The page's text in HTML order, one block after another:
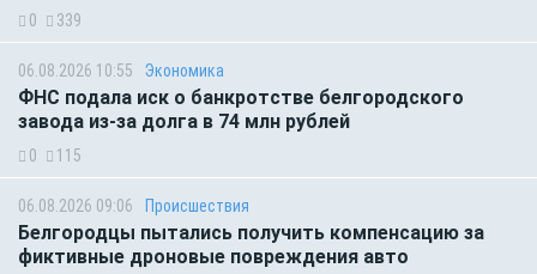
0 339
06.08.2026 10:55 Экономика
ФНС подала иск о банкротстве белгородского
завода из-за долга в 74 млн рублей
0 115
06.08.2026 09:06 Происшествия
Белгородцы пытались получить компенсацию за
фиктивные дроновые повреждения авто